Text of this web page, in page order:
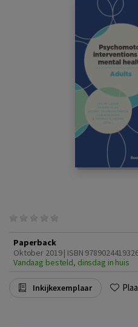
Paperback
Oktober 2019 | ISBN
Vandaag besteld, dinsdag in huis
Inkijkexemplaar